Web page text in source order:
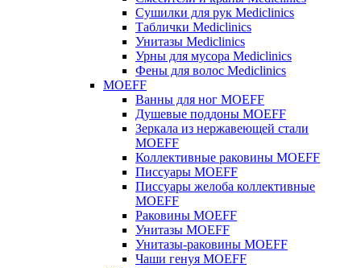
Сушилки для рук Mediclinics
Таблички Mediclinics
Унитазы Mediclinics
Урны для мусора Mediclinics
Фены для волос Mediclinics
MOEFF
Ванны для ног MOEFF
Душевые поддоны MOEFF
Зеркала из нержавеющей стали
MOEFF
Коллективные раковины MOEFF
Писсуары MOEFF
Писсуары желоба коллективные
MOEFF
Раковины MOEFF
Унитазы MOEFF
Унитазы-раковины MOEFF
Чаши генуя MOEFF